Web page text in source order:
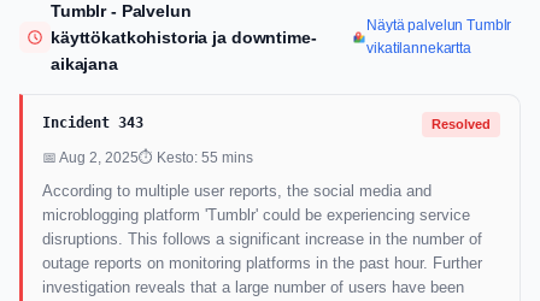
Tumblr - Palvelun
käyttökatkohistoria ja downtime-
aikajana
Näytä palvelun Tumblr
vikatilannekartta
Incident 343 Resolved
📅 Aug 2, 2025⏱ Kesto: 55 mins
According to multiple user reports, the social media and
microblogging platform 'Tumblr' could be experiencing service
disruptions. This follows a significant increase in the number of
outage reports on monitoring platforms in the past hour. Further
investigation reveals that a large number of users have been